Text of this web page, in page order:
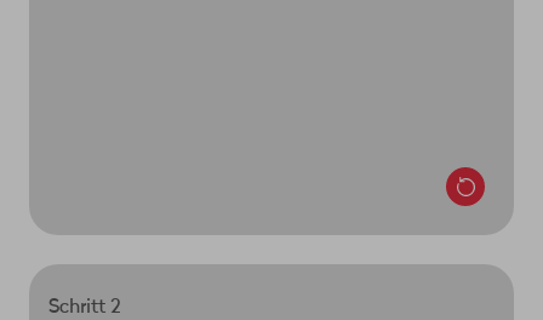
Zu myWingo
Schritt 2